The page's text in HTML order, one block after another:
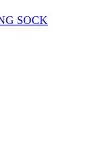
SOCK